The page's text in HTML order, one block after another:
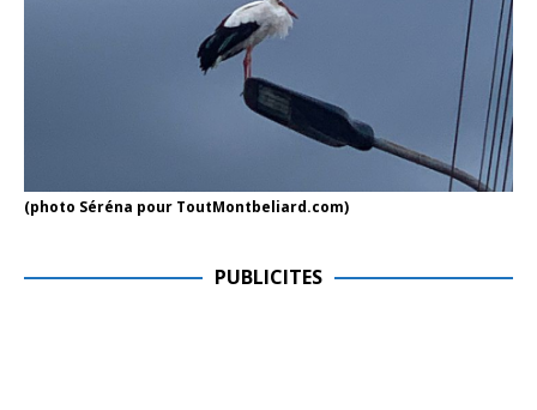
(photo Séréna pour ToutMontbeliard.com)
PUBLICITES